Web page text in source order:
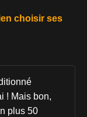
choisir ses
! Mais bon,
plus 50